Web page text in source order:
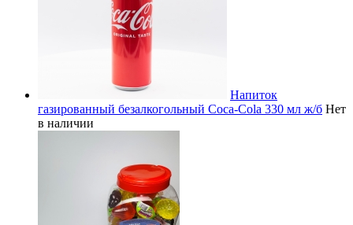
Напиток
газированный безалкогольный Coca-Cola 330 мл ж/б Нет
в наличии